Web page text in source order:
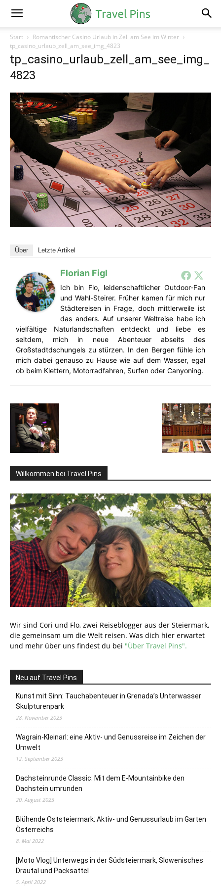
Start
Romantischer Casino Urlaub in Zell am See im Winter
tp_casino_urlaub_zell_am_see_img_4823
tp_casino_urlaub_zell_am_see_img_
4823
Über Letzte Artikel
Florian Figl
Ich bin Flo, leidenschaftlicher Outdoor-Fan
und Wahl-Steirer. Früher kamen für mich nur
Städtereisen in Frage, doch mittlerweile ist
das anders. Auf unserer Weltreise habe ich
vielfältige Naturlandschaften entdeckt und liebe es
seitdem, mich in neue Abenteuer abseits des
Großstadtdschungels zu stürzen. In den Bergen fühle ich
mich dabei genauso zu Hause wie auf dem Wasser, egal
ob beim Klettern, Motorradfahren, Surfen oder Canyoning.
Willkommen bei Travel Pins
Wir sind Cori und Flo, zwei Reiseblogger aus der Steiermark,
die gemeinsam um die Welt reisen. Was dich hier erwartet
und mehr über uns findest du bei "Über Travel Pins".
Neu auf Travel Pins
Kunst mit Sinn: Tauchabenteuer in Grenada’s Unterwasser
Skulpturenpark
28. November 2023
Wagrain-Kleinarl: eine Aktiv- und Genussreise im Zeichen der
Umwelt
12. September 2023
Dachsteinrunde Classic: Mit dem E-Mountainbike den
Dachstein umrunden
20. August 2023
Blühende Oststeiermark: Aktiv- und Genussurlaub im Garten
Österreichs
8. Mai 2022
[Moto Vlog] Unterwegs in der Südsteiermark, Slowenisches
Drautal und Packsattel
5. April 2022